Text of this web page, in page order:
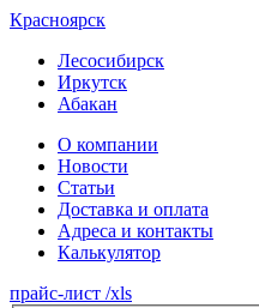
Красноярск
Лесосибирск
Иркутск
Абакан
О компании
Новости
Статьи
Доставка и оплата
Адреса и контакты
Калькулятор
прайс-лист /xls